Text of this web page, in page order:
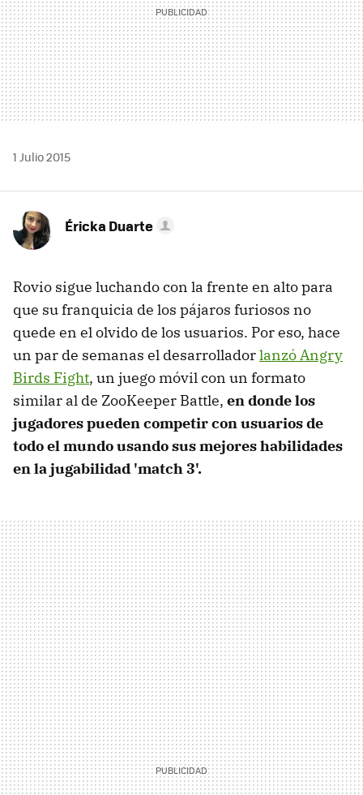
1 Julio 2015
Éricka Duarte
Rovio sigue luchando con la frente en alto para
que su franquicia de los pájaros furiosos no
quede en el olvido de los usuarios. Por eso, hace
un par de semanas el desarrolladorlanzó Angry
Birds Fight, un juego móvil con un formato
similar al de ZooKeeper Battle, en donde los
jugadores pueden competir con usuarios de
todo el mundo usando sus mejores habilidades
en la jugabilidad 'match 3'.